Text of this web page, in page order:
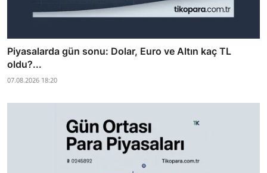
Piyasalarda gün sonu: Dolar, Euro ve Altın kaç TL
oldu?...
07.08.2026 18:20